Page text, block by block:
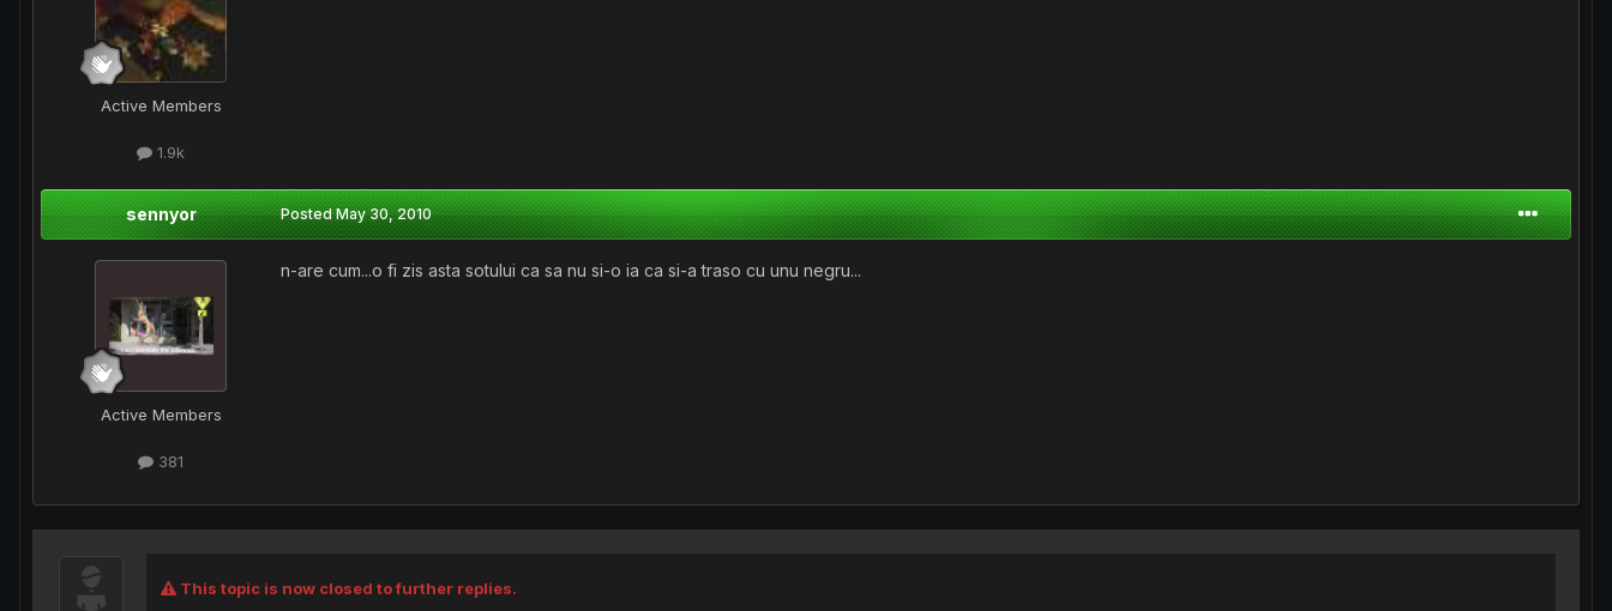
Active Members
1.9k
sennyor
Active Members
381
PostedMay 30, 2010
n-are cum...o fi zis asta sotului ca sa nu si-o ia ca si-a traso cu unu negru...
This topic is now closed to further replies.